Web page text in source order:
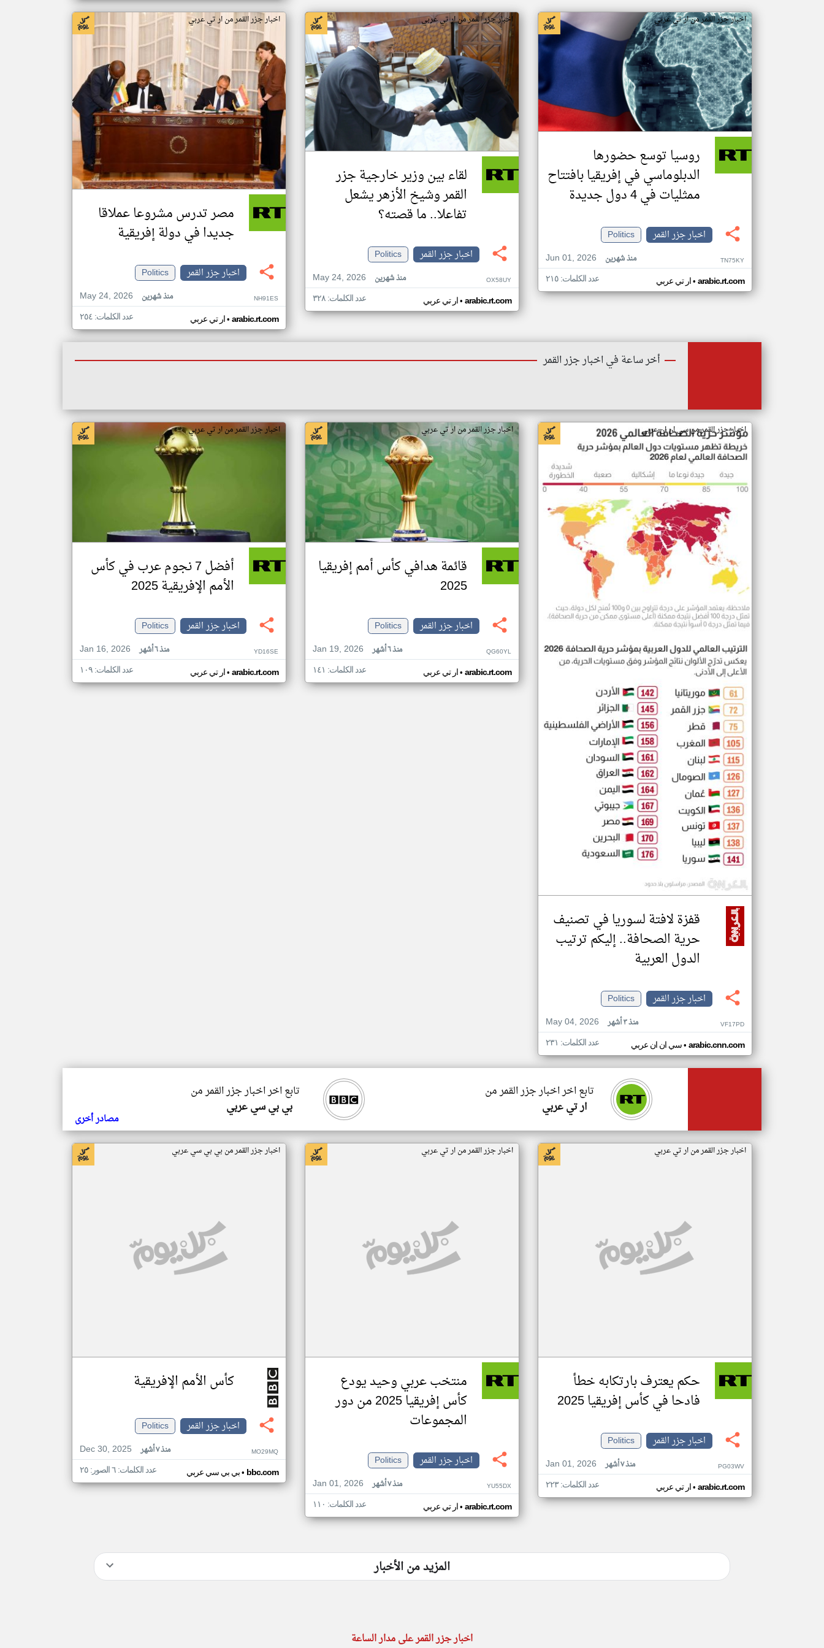
اخبار جزر القمر من ار تي عربي
روسيا توسع حضورها
الدبلوماسي في إفريقيا بافتتاح
ممثليات في 4 دول جديدة
اخبار جزر القمر
Politics
Jun 01, 2026
منذ شهرين TN75KY
ار تي عربي• arabic.rt.com عدد الكلمات: ٢١٥
اخبار جزر القمر من ار تي عربي
لقاء بين وزير خارجية جزر
القمر وشيخ الأزهر يشعل
تفاعلا.. ما قصته؟
اخبار جزر القمر
Politics
May 24, 2026
منذ شهرين OX58UY
ار تي عربي• arabic.rt.com عدد الكلمات: ٣٢٨
اخبار جزر القمر من ار تي عربي
مصر تدرس مشروعا عملاقا
جديدا في دولة إفريقية
اخبار جزر القمر
Politics
May 24, 2026
منذ شهرين NH91ES
ار تي عربي• arabic.rt.com عدد الكلمات: ٢٥٤
أخر ساعة في اخبار جزر القمر
اخبار جزر القمر من سي ان ان عربي
قفزة لافتة لسوريا في تصنيف
حرية الصحافة.. إليكم ترتيب
الدول العربية
اخبار جزر القمر
Politics
May 04, 2026
منذ ٣ أشهر VF17PD
سي ان ان عربي• arabic.cnn.com عدد الكلمات: ٢٣١
اخبار جزر القمر من ار تي عربي
قائمة هدافي كأس أمم إفريقيا
2025
اخبار جزر القمر
Politics
Jan 19, 2026
منذ ٦ أشهر QG60YL
ار تي عربي• arabic.rt.com عدد الكلمات: ١٤١
اخبار جزر القمر من ار تي عربي
أفضل 7 نجوم عرب في كأس
الأمم الإفريقية 2025
اخبار جزر القمر
Politics
Jan 16, 2026
منذ ٦ أشهر YD16SE
ار تي عربي• arabic.rt.com عدد الكلمات: ١٠٩
تابع اخر اخبار جزر القمر من
بي بي سي عربي
تابع اخر اخبار جزر القمر من
ار تي عربي
مصادر أخرى
اخبار جزر القمر من ار تي عربي
حكم يعترف بارتكابه خطأ
فادحا في كأس إفريقيا 2025
اخبار جزر القمر
Politics
Jan 01, 2026
منذ ٧ أشهر PG03WV
ار تي عربي• arabic.rt.com عدد الكلمات: ٢٢٣
اخبار جزر القمر من ار تي عربي
منتخب عربي وحيد يودع
كأس إفريقيا 2025 من دور
المجموعات
اخبار جزر القمر
Politics
Jan 01, 2026
منذ ٧ أشهر YU55DX
ار تي عربي• arabic.rt.com عدد الكلمات: ١١٠
اخبار جزر القمر من بي بي سي عربي
كأس الأمم الإفريقية
اخبار جزر القمر
Politics
Dec 30, 2025
منذ ٧ أشهر MO29MQ
بي بي سي عربي• bbc.com عدد الكلمات: ٦ الصور: ٢٥
المزيد من الأخبار
اخبار جزر القمر على مدار الساعة